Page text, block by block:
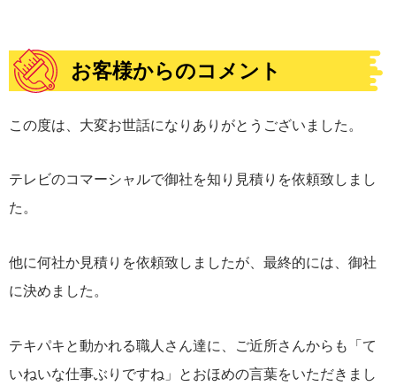
お客様からのコメント
この度は、大変お世話になりありがとうございました。
テレビのコマーシャルで御社を知り見積りを依頼致しまし
た。
他に何社か見積りを依頼致しましたが、最終的には、御社
に決めました。
テキパキと動かれる職人さん達に、ご近所さんからも「て
いねいな仕事ぶりですね」とおほめの言葉をいただきまし